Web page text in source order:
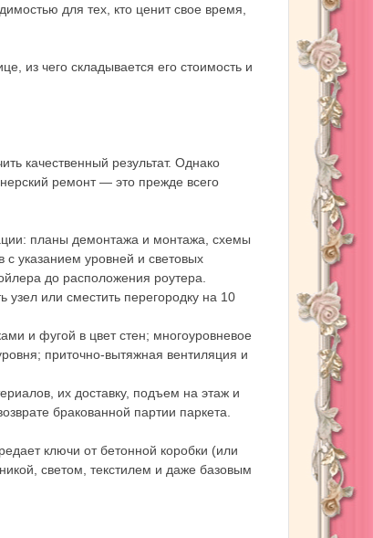
для тех, кто ценит свое время,
из чего складывается его стоимость и
качественный результат. Однако
ремонт — это прежде всего
планы демонтажа и монтажа, схемы
с указанием уровней и световых
до расположения роутера.
узел или сместить перегородку на 10
и фугой в цвет стен; многоуровневое
приточно-вытяжная вентиляция и
их доставку, подъем на этаж и
бракованной партии паркета.
ключи от бетонной коробки (или
светом, текстилем и даже базовым